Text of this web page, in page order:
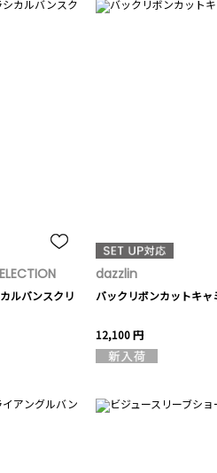
ルバンスクリ
dazzlin
バックリボンカットキャ
12,100 円